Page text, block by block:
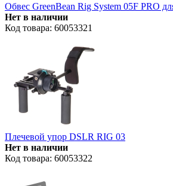
Обвес GreenBean Rig System 05F PRO
Нет в наличии
Код товара: 60053321
Плечевой упор DSLR RIG 03
Нет в наличии
Код товара: 60053322